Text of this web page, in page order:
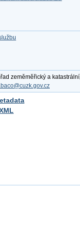
zeměměřický a